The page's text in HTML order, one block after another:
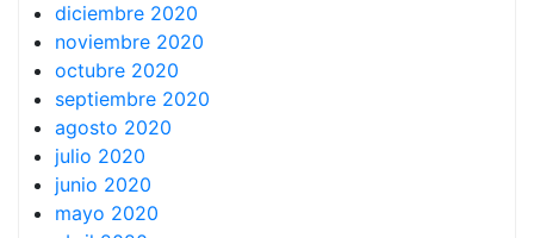
diciembre 2020
noviembre 2020
octubre 2020
septiembre 2020
agosto 2020
julio 2020
junio 2020
mayo 2020